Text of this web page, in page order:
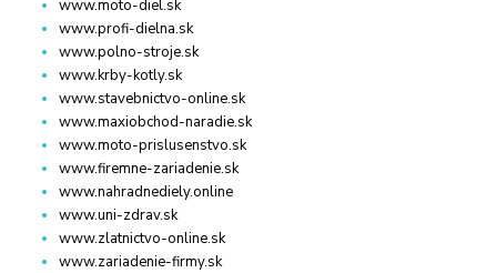
www.moto-diel.sk
www.profi-dielna.sk
www.polno-stroje.sk
www.krby-kotly.sk
www.stavebnictvo-online.sk
www.maxiobchod-naradie.sk
www.moto-prislusenstvo.sk
www.firemne-zariadenie.sk
www.nahradnediely.online
www.uni-zdrav.sk
www.zlatnictvo-online.sk
www.zariadenie-firmy.sk